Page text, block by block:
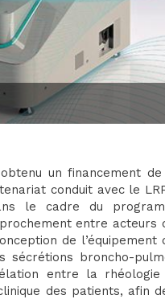
un financement
conduit avec le
le cadre du
entre acteurs
de l’équipement
sécrétions broncho-
entre la
des patients, afin